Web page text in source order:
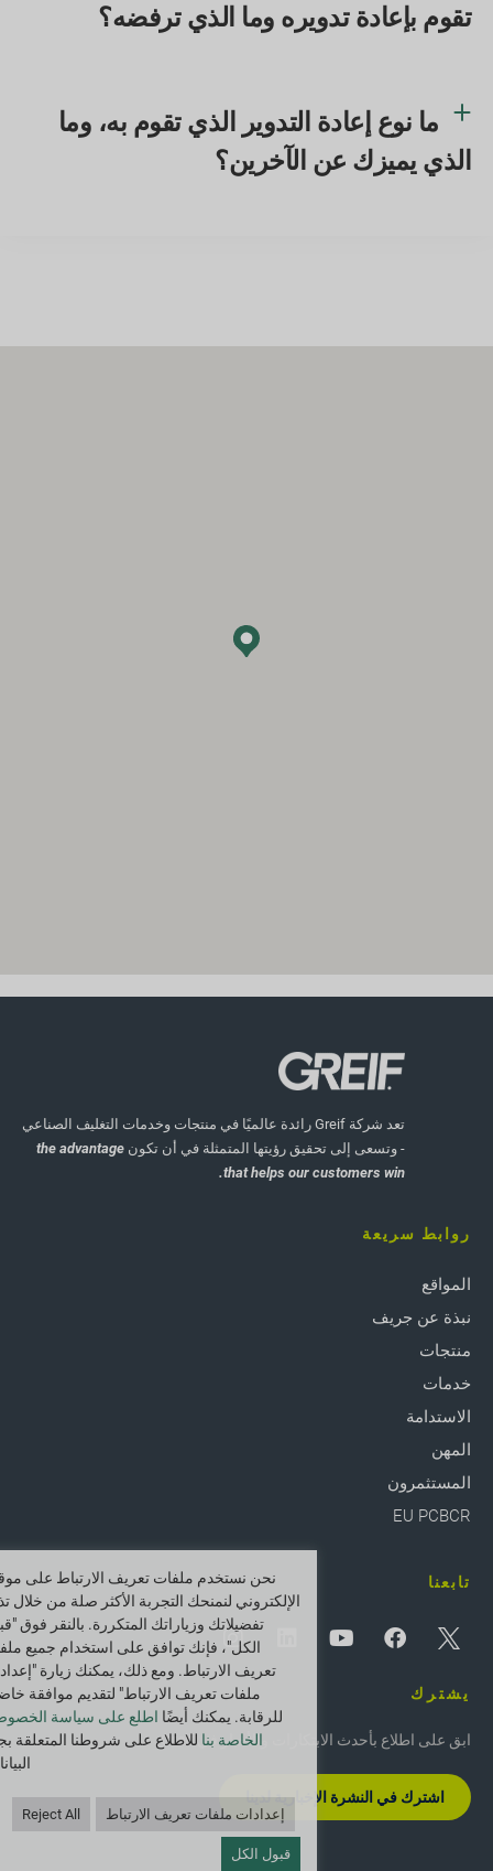
تقوم بإعادة تدويره وما الذي ترفضه؟
ما نوع إعادة التدوير الذي تقوم به، وما
الذي يميزك عن الآخرين؟
تعد شركة Greif رائدة عالميًا في منتجات وخدمات التغليف الصناعي
- وتسعى إلى تحقيق رؤيتها المتمثلة في أن تكون the advantage
that helps our customers win.
روابط سريعة
المواقع
نبذة عن جريف
منتجات
خدمات
الاستدامة
المهن
المستثمرون
EU PCBCR
تابعنا
يشترك
ابق على اطلاع بأحدث الابتكارات والأخبار في Greif.
اشترك في النشرة الإخبارية لدينا
نحن نستخدم ملفات تعريف الارتباط على
الإلكتروني لنمنحك التجربة الأكثر صلة من خلال
تفضيلاتك وزياراتك المتكررة. بالنقر فوق
الكل"، فإنك توافق على استخدام جميع
تعريف الارتباط. ومع ذلك، يمكنك زيارة
ملفات تعريف الارتباط" لتقديم موافقة
للرقابة. يمكنك أيضًا اطلع على سياسة
الخاصة بنا للاطلاع على شروطنا المتعلقة
إعدادات ملفات تعريف الارتباط Reject All
قبول الكل